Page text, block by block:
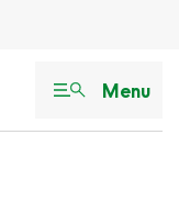
Menu